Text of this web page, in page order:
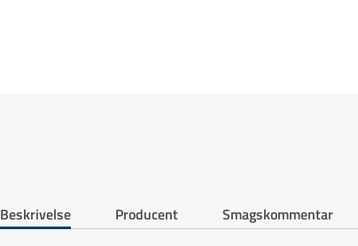
Beskrivelse Producent Smagskommentar